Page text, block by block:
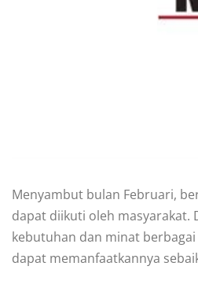
Menyambut bulan Februari,
dapat diikuti oleh masyarakat.
kebutuhan dan minat
dapat memanfaatkannya